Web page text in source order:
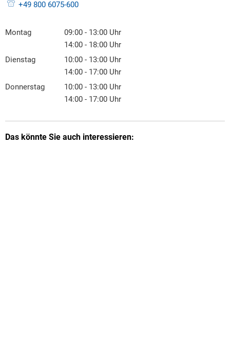
+49 800 6075-600
Montag 09:00 - 13:00 Uhr
Von 09:00 bis 13:00 Uhr
14:00 - 18:00 Uhr
Von 14:00 bis 18:00 Uhr
Dienstag 10:00 - 13:00 Uhr
Von 10:00 bis 13:00 Uhr
14:00 - 17:00 Uhr
Von 14:00 bis 17:00 Uhr
Donnerstag 10:00 - 13:00 Uhr
Von 10:00 bis 13:00 Uhr
14:00 - 17:00 Uhr
Das könnte Sie auch interessieren: